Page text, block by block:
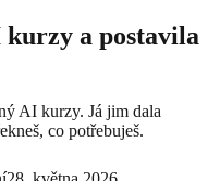
kurzy a postavila
AI kurzy. Já jim dala
co potřebuješ.